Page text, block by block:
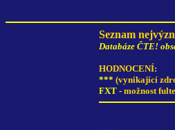
Seznam
Databáze ČTE!
HODNOCENÍ:
*** (vynikající
FXT - možnost